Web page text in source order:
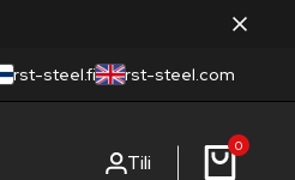
rst-steel.fi rst-steel.com
Tili
0